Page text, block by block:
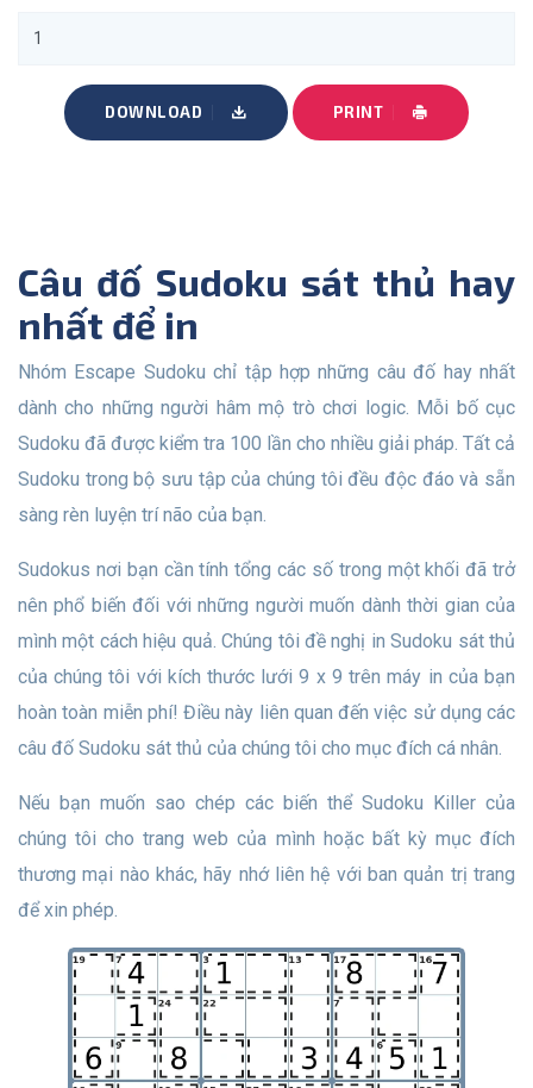
DOWNLOAD PRINT
Câu đố Sudoku sát thủ hay
nhất để in
Nhóm Escape Sudoku chỉ tập hợp những câu đố hay nhất
dành cho những người hâm mộ trò chơi logic. Mỗi bố cục
Sudoku đã được kiểm tra 100 lần cho nhiều giải pháp. Tất cả
Sudoku trong bộ sưu tập của chúng tôi đều độc đáo và sẵn
sàng rèn luyện trí não của bạn.
Sudokus nơi bạn cần tính tổng các số trong một khối đã trở
nên phổ biến đối với những người muốn dành thời gian của
mình một cách hiệu quả. Chúng tôi đề nghị in Sudoku sát thủ
của chúng tôi với kích thước lưới 9 x 9 trên máy in của bạn
hoàn toàn miễn phí! Điều này liên quan đến việc sử dụng các
câu đố Sudoku sát thủ của chúng tôi cho mục đích cá nhân.
Nếu bạn muốn sao chép các biến thể Sudoku Killer của
chúng tôi cho trang web của mình hoặc bất kỳ mục đích
thương mại nào khác, hãy nhớ liên hệ với ban quản trị trang
để xin phép.